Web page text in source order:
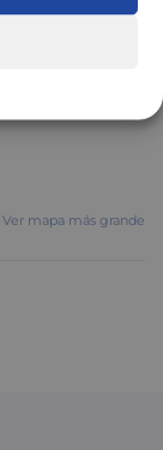
Ver mapa más grande